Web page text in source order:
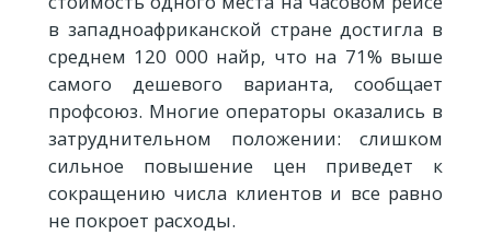
в западноафриканской стране достигла в
среднем 120 000 найр, что на 71% выше
самого дешевого варианта, сообщает
профсоюз. Многие операторы оказались в
затруднительном положении: слишком
сильное повышение цен приведет к
сокращению числа клиентов и все равно
не покроет расходы.